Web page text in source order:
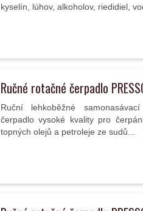
kyselín, lúhov, alkoholov, riedidiel,
Ručné rotačné čerpadlo
Ruční lehkoběžné
čerpadlo vysoké kvality pro
topných olejů a petroleje ze sudů...